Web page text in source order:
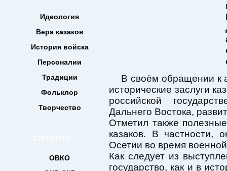
Идеология
Вера казаков
История войска
Персоналии
Традиции
Фольклор
Творчество
ОВКО
В своём обращении к
исторические заслуги
российской
Дальнего Востока,
Отметил также
казаков. В частности,
Осетии во время
Как следует из
государство, как и в